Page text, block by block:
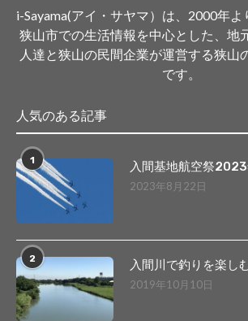
i-Sayama(アイ・サヤマ）は、2000年よ
狭山市での生活情報を中心とした、地
人達と狭山の民間企業が運営する狭山
です。
人気のある記事
1 入間基地航空祭
2023年8月22日
2 入間川で釣りを楽し
2019年10月10日